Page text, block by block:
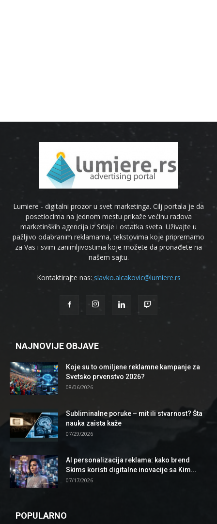
Lumiere - digitalni prozor u svet marketinga. Cilj portala je da
posetiocima na jednom mestu prikaže većinu radova
marketinških agencija iz Srbije i ostatka sveta. Uživajte u
pažljivo odabranim reklamama, tekstovima koje pripremamo
za Vas i svim zanimljivostima koje možete da pronađete na
našem sajtu.
Kontaktirajte nas: slavko.alcakovic@lumiere.rs
NAJNOVIJE OBJAVE
Koje su to omiljene reklamne kampanje za
Svetsko prvenstvo 2026?
08/06/2026
Subliminalne poruke – mit ili stvarnost? Šta
nauka zaista kaže
07/29/2026
AI personalizacija reklama: kako brend
Skims koristi digitalne inovacije sa Kim...
07/17/2026
POPULARNO